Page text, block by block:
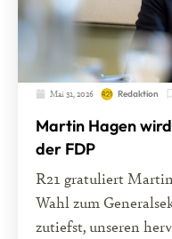
Mai 31, 2026 Redaktion
Martin Hagen
der FDP
R21 gratuliert
Wahl zum
zutiefst, unseren